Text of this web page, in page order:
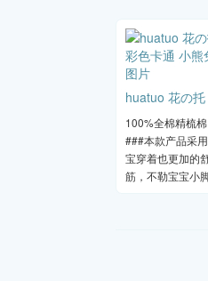
huatuo 花の
100%全棉精梳
###本款产品采
宝穿着也更加的
筋，不勒宝宝小